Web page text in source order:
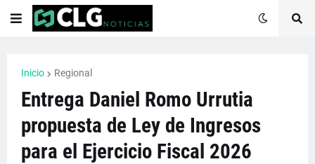
Inicio Regional
Entrega Daniel Romo Urrutia
propuesta de Ley de Ingresos
para el Ejercicio Fiscal 2026